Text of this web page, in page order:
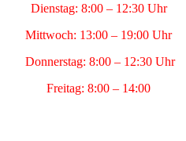
Dienstag: 8:00 – 12:30 Uhr
Mittwoch: 13:00 – 19:00 Uhr
Donnerstag: 8:00 – 12:30 Uhr
Freitag: 8:00 – 14:00